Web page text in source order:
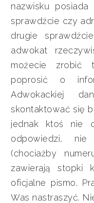
nazwisku
sprawdźcie czy
drugie
adwokat
możecie zrobić
poprosić o
Adwokackiej
skontaktować się
jednak ktoś nie
odpowiedzi,
(chociażby
zawierają stopki
oficjalne pismo.
Was nastraszyć.